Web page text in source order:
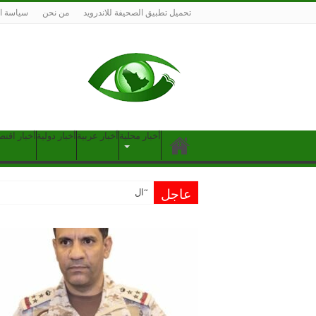
تحميل تطبيق الصحيفة للاندرويد من نحن سياسة
أخبار محلية أخبار عربية أخبار دولية أخبار
عاجل “الخارجية”: ال